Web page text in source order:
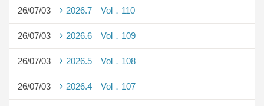
26/07/03 2026.7 Vol．110
26/07/03 2026.6 Vol．109
26/07/03 2026.5 Vol．108
26/07/03 2026.4 Vol．107